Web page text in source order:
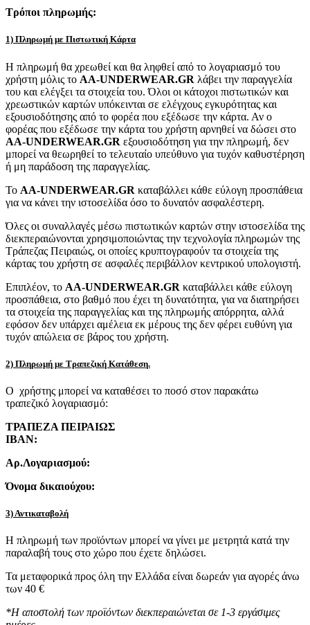
Τρόποι πληρωμής:
1) Πληρωμή με Πιστωτική Κάρτα
Η πληρωμή θα χρεωθεί και θα ληφθεί από το λογαριασμό του
χρήστη μόλις το AA-UNDERWEAR.GR λάβει την παραγγελία
του και ελέγξει τα στοιχεία του. Όλοι οι κάτοχοι πιστωτικών και
χρεωστικών καρτών υπόκεινται σε ελέγχους εγκυρότητας και
εξουσιοδότησης από το φορέα που εξέδωσε την κάρτα. Αν ο
φορέας που εξέδωσε την κάρτα του χρήστη αρνηθεί να δώσει στο
AA-UNDERWEAR.GR εξουσιοδότηση για την πληρωμή, δεν
μπορεί να θεωρηθεί το τελευταίο υπεύθυνο για τυχόν καθυστέρηση
ή μη παράδοση της παραγγελίας.
Το AA-UNDERWEAR.GR καταβάλλει κάθε εύλογη προσπάθεια
για να κάνει την ιστοσελίδα όσο το δυνατόν ασφαλέστερη.
Όλες οι συναλλαγές μέσω πιστωτικών καρτών στην ιστοσελίδα της
διεκπεραιώνονται χρησιμοποιώντας την τεχνολογία πληρωμών της
Τράπεζας Πειραιώς, οι οποίες κρυπτογραφούν τα στοιχεία της
κάρτας του χρήστη σε ασφαλές περιβάλλον κεντρικού υπολογιστή.
Επιπλέον, το AA-UNDERWEAR.GR καταβάλλει κάθε εύλογη
προσπάθεια, στο βαθμό που έχει τη δυνατότητα, για να διατηρήσει
τα στοιχεία της παραγγελίας και της πληρωμής απόρρητα, αλλά
εφόσον δεν υπάρχει αμέλεια εκ μέρους της δεν φέρει ευθύνη για
τυχόν απώλεια σε βάρος του χρήστη.
2) Πληρωμή με Τραπεζική Κατάθεση.
Ο χρήστης μπορεί να καταθέσει το ποσό στον παρακάτω
τραπεζικό λογαριασμό:
ΤΡΑΠΕΖΑ ΠΕΙΡΑΙΩΣ
IBAN:
Αρ.Λογαριασμού:
Όνομα δικαιούχου:
3) Αντικαταβολή
Η πληρωμή των προϊόντων μπορεί να γίνει με μετρητά κατά την
παραλαβή τους στο χώρο που έχετε δηλώσει.
Τα μεταφορικά προς όλη την Ελλάδα είναι δωρεάν για αγορές άνω
των 40 €
*Η αποστολή των προϊόντων διεκπεραιώνεται σε 1-3 εργάσιμες